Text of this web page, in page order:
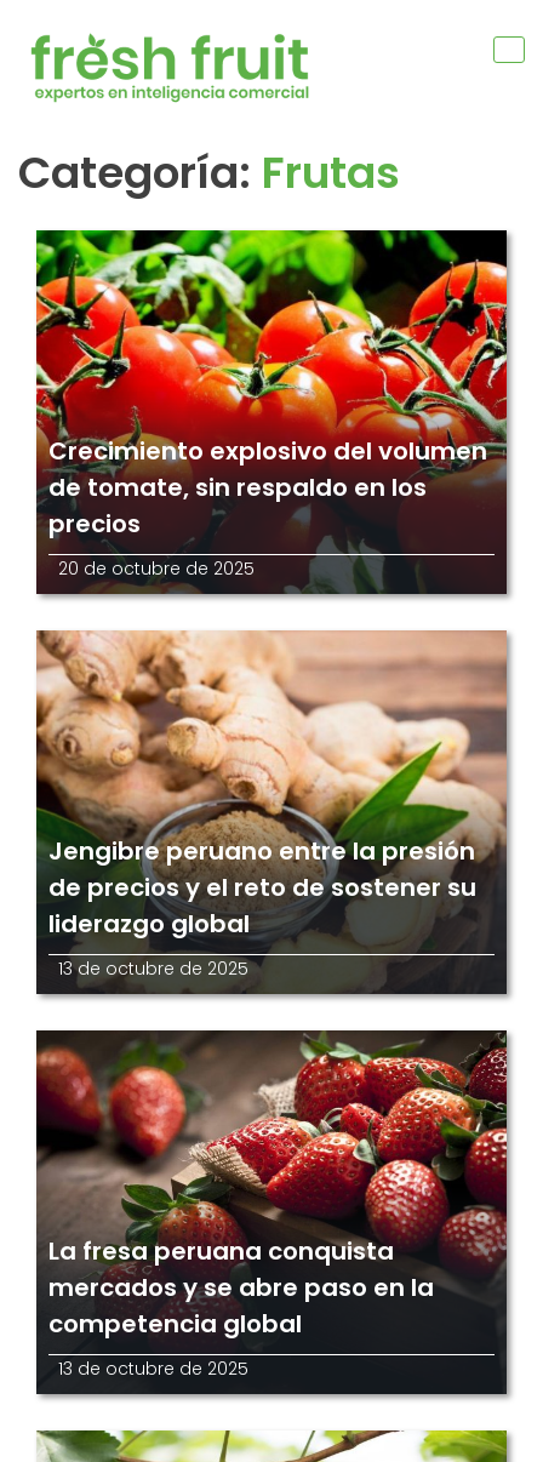
content
Categoría: Frutas
Crecimiento explosivo del volumen
de tomate, sin respaldo en los
precios
20 de octubre de 2025
Jengibre peruano entre la presión
de precios y el reto de sostener su
liderazgo global
13 de octubre de 2025
La fresa peruana conquista
mercados y se abre paso en la
competencia global
13 de octubre de 2025
Navegación
de
entradas